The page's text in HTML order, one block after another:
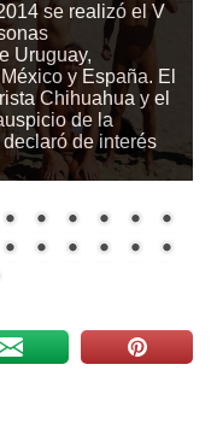
se realizó el V
Uruguay,
y España. El
Chihuahua y el
de la
de interés